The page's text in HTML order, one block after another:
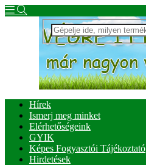
Hírek
Ismerj meg minket
Elérhetőségeink
GYIK
Képes Fogyasztói Tájékoztató
Hirdetések